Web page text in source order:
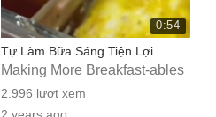
0:54
Tự Làm Bữa Sáng Tiện Lợi
Making More Breakfast-ables
2.996 lượt xem